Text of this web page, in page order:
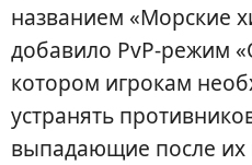
названием «Морские
добавило PvP-режим
котором игрокам
устранять
выпадающие после их